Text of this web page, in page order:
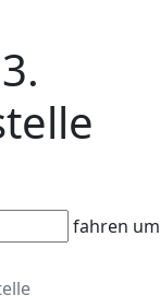
fahren um